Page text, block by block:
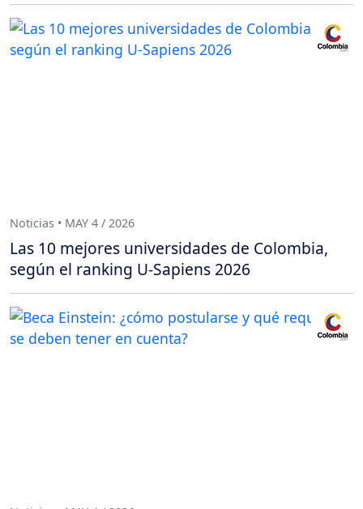
Noticias • MAY 4 / 2026
Las 10 mejores universidades de Colombia,
según el ranking U-Sapiens 2026